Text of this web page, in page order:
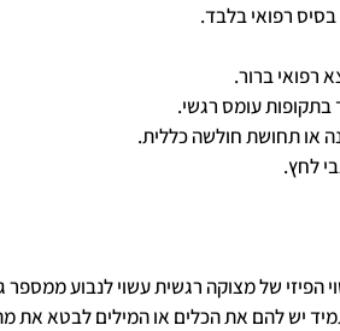
רפואי בלבד.
רפואי ברור.
בתקופות עומס רגשי.
או תחושת חולשה כללית.
לחץ.
הפיזי של מצוקה רגשית עשוי לנבוע ממספר